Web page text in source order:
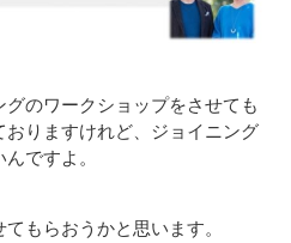
のワークショップをさせても
りますけれど、ジョイニング
ですよ。
もらおうかと思います。